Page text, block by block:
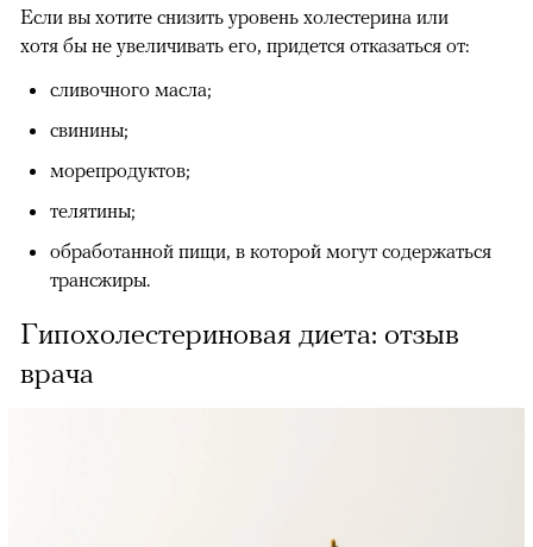
Если вы хотите снизить уровень холестерина или
хотя бы не увеличивать его, придется отказаться от:
сливочного масла;
свинины;
морепродуктов;
телятины;
обработанной пищи, в которой могут содержаться
трансжиры.
Гипохолестериновая диета: отзыв
врача